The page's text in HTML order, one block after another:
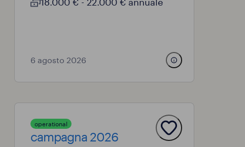
6 agosto 2026
operational
campagna 2026